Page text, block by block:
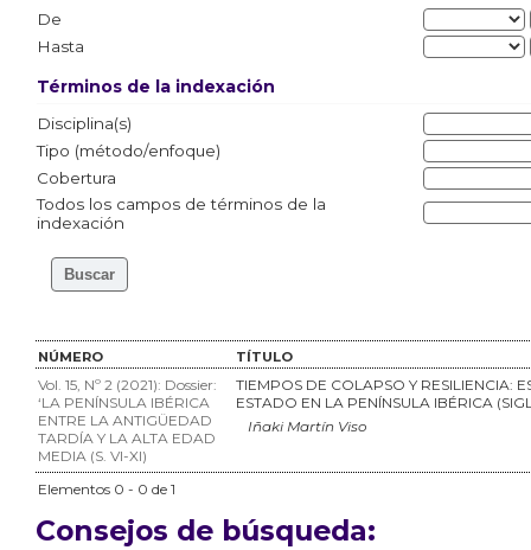
De
Hasta
Términos de la indexación
Disciplina(s)
Tipo (método/enfoque)
Cobertura
Todos los campos de términos de la
indexación
NÚMERO TÍTULO
Vol. 15, Nº 2 (2021): Dossier:
‘LA PENÍNSULA IBÉRICA
ENTRE LA ANTIGÜEDAD
TARDÍA Y LA ALTA EDAD
MEDIA (S. VI-XI)
TIEMPOS DE COLAPSO Y RESILIENCIA:
ESTADO EN LA PENÍNSULA IBÉRICA
Iñaki Martín Viso
Elementos 0 - 0 de 1
Consejos de búsqueda: